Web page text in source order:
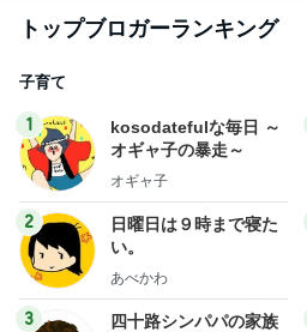
トップブロガーランキング
子育て
1
kosodatefulな毎日 ～
オギャ子の暴走～
オギャ子
2
日曜日は９時まで寝た
い。
あべかわ
3
四十路シンパパの家族